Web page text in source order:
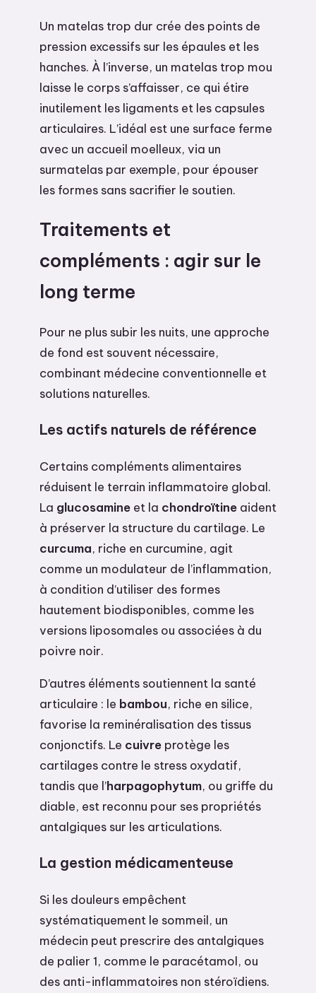
Un matelas trop dur crée des points de
pression excessifs sur les épaules et les
hanches. À l’inverse, un matelas trop mou
laisse le corps s’affaisser, ce qui étire
inutilement les ligaments et les capsules
articulaires. L’idéal est une surface ferme
avec un accueil moelleux, via un
surmatelas par exemple, pour épouser
les formes sans sacrifier le soutien.
Traitements et
compléments : agir sur le
long terme
Pour ne plus subir les nuits, une approche
de fond est souvent nécessaire,
combinant médecine conventionnelle et
solutions naturelles.
Les actifs naturels de référence
Certains compléments alimentaires
réduisent le terrain inflammatoire global.
La glucosamine et la chondroïtine aident
à préserver la structure du cartilage. Le
curcuma, riche en curcumine, agit
comme un modulateur de l’inflammation,
à condition d’utiliser des formes
hautement biodisponibles, comme les
versions liposomales ou associées à du
poivre noir.
D’autres éléments soutiennent la santé
articulaire : le bambou, riche en silice,
favorise la reminéralisation des tissus
conjonctifs. Le cuivre protège les
cartilages contre le stress oxydatif,
tandis que l’harpagophytum, ou griffe du
diable, est reconnu pour ses propriétés
antalgiques sur les articulations.
La gestion médicamenteuse
Si les douleurs empêchent
systématiquement le sommeil, un
médecin peut prescrire des antalgiques
de palier 1, comme le paracétamol, ou
des anti-inflammatoires non stéroïdiens.